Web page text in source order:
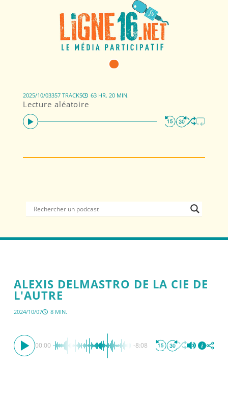
Lecture aléatoire
2025/10/03357 TRACKS 63 HR. 20 MIN.
ALEXIS DELMASTRO DE LA CIE DE
L'AUTRE
2024/10/07 8 MIN.
00:00 -8:08